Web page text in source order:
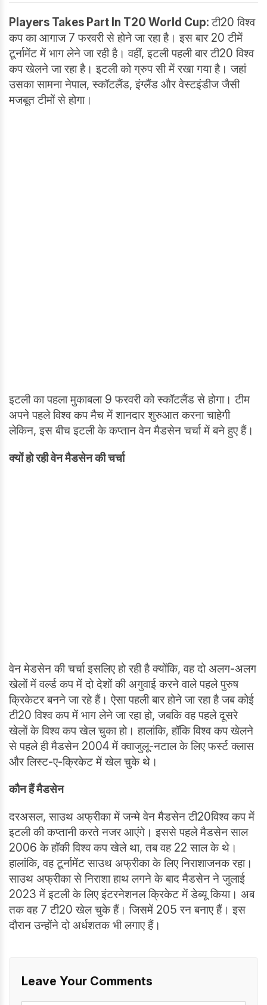
Players Takes Part In T20 World Cup:टी20 विश्व
कप का आगाज 7 फरवरी से होने जा रहा है। इस बार 20 टीमें
टूर्नामेंट में भाग लेने जा रही है। वहीं, इटली पहली बार टी20 विश्व
कप खेलने जा रहा है। इटली को ग्रुप सी में रखा गया है। जहां
उसका सामना नेपाल, स्कॉटलैंड, इंग्लैंड और वेस्टइंडीज जैसी
मजबूत टीमों से होगा।
इटली का पहला मुकाबला 9 फरवरी को स्कॉटलैंड से होगा। टीम
अपने पहले विश्व कप मैच में शानदार शुरुआत करना चाहेगी
लेकिन, इस बीच इटली के कप्तान वेन मैडसेन चर्चा में बने हुए हैं।
क्यों हो रही वेन मैडसेन की चर्चा
वेन मेडसेन की चर्चा इसलिए हो रही है क्योंकि, वह दो अलग-अलग
खेलों में वर्ल्ड कप में दो देशों की अगुवाई करने वाले पहले पुरुष
क्रिकेटर बनने जा रहे हैं। ऐसा पहली बार होने जा रहा है जब कोई
टी20 विश्व कप में भाग लेने जा रहा हो, जबकि वह पहले दूसरे
खेलों के विश्व कप खेल चुका हो। हालांकि, हॉकि विश्व कप खेलने
से पहले ही मैडसेन 2004 में क्वाजुलू-नटाल के लिए फर्स्ट क्लास
और लिस्ट-ए-क्रिकेट में खेल चुके थे।
कौन हैं मैडसेन
दरअसल, साउथ अफ्रीका में जन्मे वेन मैडसेन टी20विश्व कप में
इटली की कप्तानी करते नजर आएंगे। इससे पहले मैडसेन साल
2006 के हॉकी विश्व कप खेले था, तब वह 22 साल के थे।
हालांकि, वह टूर्नामेंट साउथ अफ्रीका के लिए निराशाजनक रहा।
साउथ अफ्रीका से निराशा हाथ लगने के बाद मैडसेन ने जुलाई
2023 में इटली के लिए इंटरनेशनल क्रिकेट में डेब्यू किया। अब
तक वह 7 टी20 खेल चुके हैं। जिसमें 205 रन बनाए हैं। इस
दौरान उन्होंने दो अर्धशतक भी लगाए हैं।
Leave Your Comments